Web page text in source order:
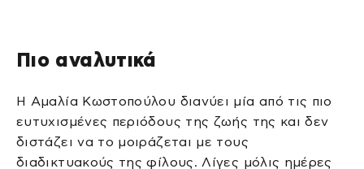
Πιο αναλυτικά
Η Αμαλία Κωστοπούλου διανύει μία από τις πιο
ευτυχισμένες περιόδους της ζωής της και δεν
διστάζει να το μοιράζεται με τους
διαδικτυακούς της φίλους. Λίγες μόλις ημέρες